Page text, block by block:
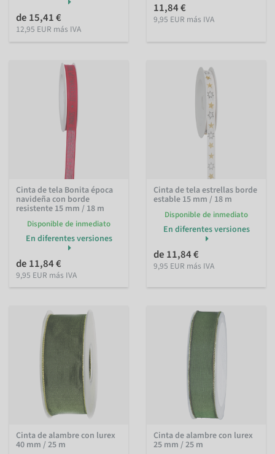
de 15,41 €
12,95 EUR más IVA
11,84 €
9,95 EUR más IVA
Cinta de tela Bonita época
navideña con borde
resistente 15 mm / 18 m
Disponible de inmediato
En diferentes versiones
de 11,84 €
9,95 EUR más IVA
Cinta de tela estrellas borde
estable 15 mm / 18 m
Disponible de inmediato
En diferentes versiones
de 11,84 €
9,95 EUR más IVA
Cinta de alambre con lurex
40 mm / 25 m
Cinta de alambre con lurex
25 mm / 25 m